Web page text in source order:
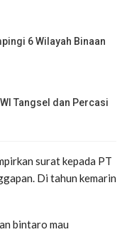
6 Wilayah Binaan
Tangsel dan Percasi
surat kepada PT
Di tahun kemarin
bintaro mau